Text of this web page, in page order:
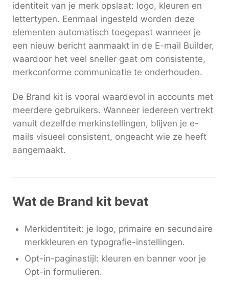
identiteit van je merk opslaat: logo, kleuren en
lettertypen. Eenmaal ingesteld worden deze
elementen automatisch toegepast wanneer je
een nieuw bericht aanmaakt in de E-mail Builder,
waardoor het veel sneller gaat om consistente,
merkconforme communicatie te onderhouden.
De Brand kit is vooral waardevol in accounts met
meerdere gebruikers. Wanneer iedereen vertrekt
vanuit dezelfde merkinstellingen, blijven je e-
mails visueel consistent, ongeacht wie ze heeft
aangemaakt.
Wat de Brand kit bevat
Merkidentiteit: je logo, primaire en secundaire
merkkleuren en typografie-instellingen.
Opt-in-paginastijl: kleuren en banner voor je
Opt-in formulieren.